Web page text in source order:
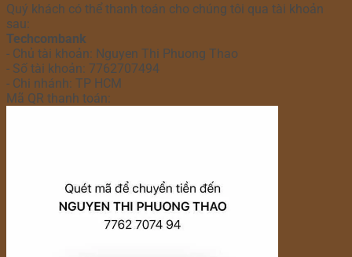
Quý khách có thể thanh toán cho chúng tôi qua tài khoản
sau:
Techcombank
- Chủ tài khoản: Nguyen Thi Phuong Thao
- Số tài khoản: 7762707494
- Chi nhánh: TP HCM
Mã QR thanh toán: